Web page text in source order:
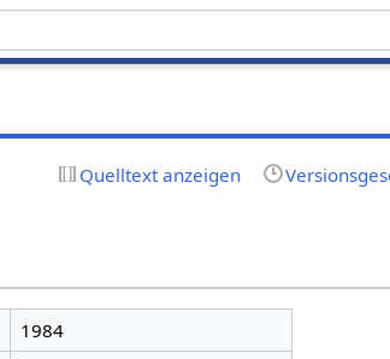
Quelltext anzeigen
1984